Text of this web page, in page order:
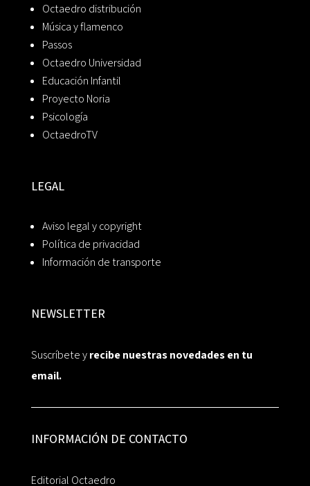
Octaedro distribución
Música y flamenco
Passos
Octaedro Universidad
Educación Infantil
Proyecto Noria
Psicología
OctaedroTV
LEGAL
Aviso legal y copyright
Política de privacidad
Información de transporte
NEWSLETTER
Suscríbete yrecibe nuestras novedades en tu
email.
INFORMACIÓN DE CONTACTO
Editorial Octaedro